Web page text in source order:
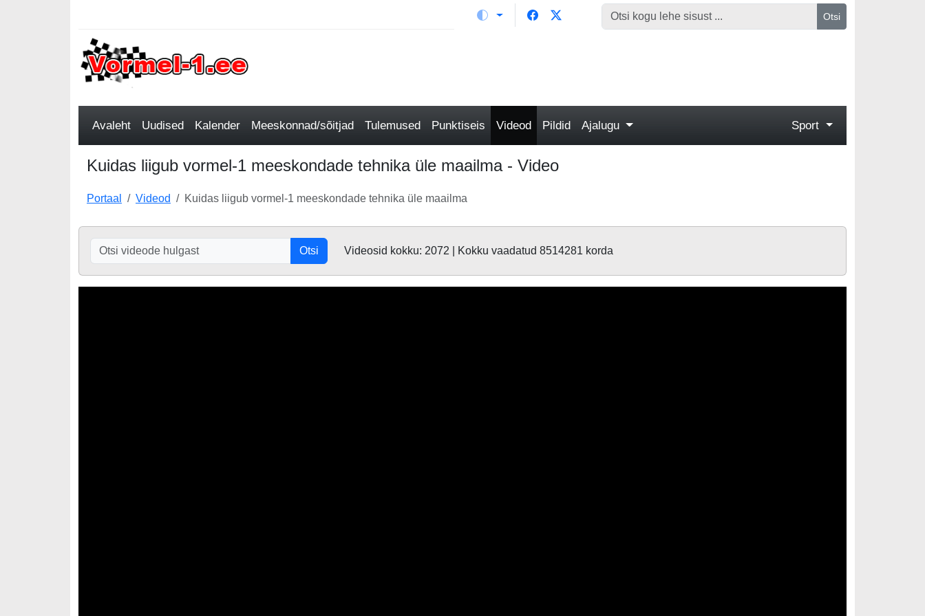
Otsi
Avaleht Uudised Kalender Meeskonnad/sõitjad Tulemused Punktiseis Videod Pildid Ajalugu Sport
Kuidas liigub vormel-1 meeskondade tehnika üle maailma - Video
Portaal Videod Kuidas liigub vormel-1 meeskondade tehnika üle maailma
Otsi Videosid kokku: 2072 | Kokku vaadatud 8514281 korda